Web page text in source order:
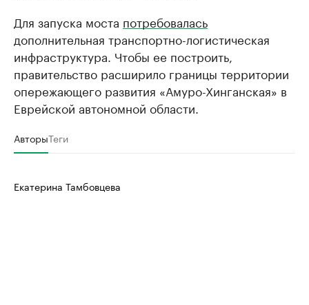
Для запуска моста потребовалась
дополнительная транспортно-логистическая
инфраструктура. Чтобы ее построить,
правительство расширило границы территории
опережающего развития «Амуро-Хинганская» в
Еврейской автономной области.
АвторыТеги
Екатерина Тамбовцева